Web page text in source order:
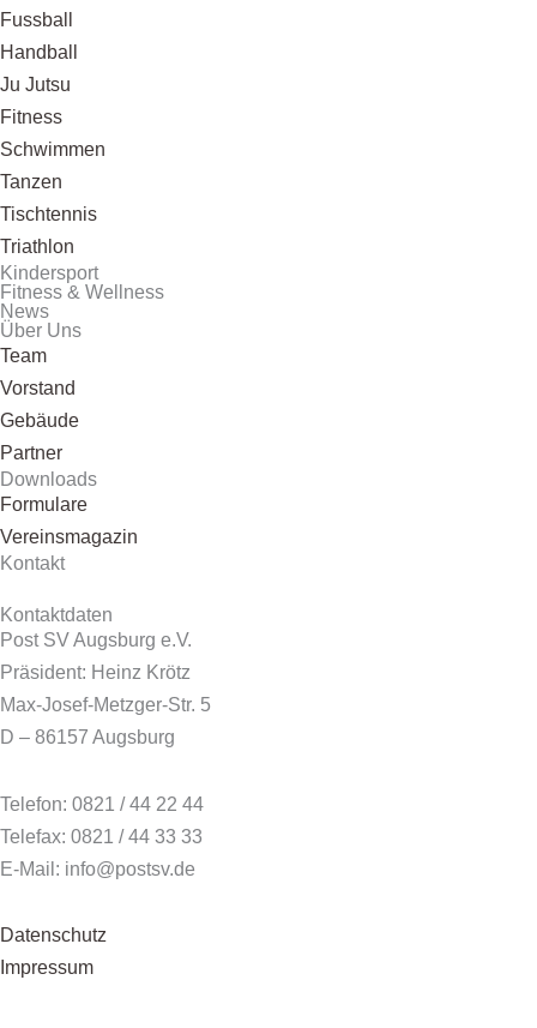
Fussball
Handball
Ju Jutsu
Fitness
Schwimmen
Tanzen
Tischtennis
Triathlon
Kindersport
Fitness & Wellness
News
Über Uns
Team
Vorstand
Gebäude
Partner
Downloads
Formulare
Vereinsmagazin
Kontakt
Kontaktdaten
Post SV Augsburg e.V.
Präsident: Heinz Krötz
Max-Josef-Metzger-Str. 5
D – 86157 Augsburg
Telefon: 0821 / 44 22 44
Telefax: 0821 / 44 33 33
E-Mail: info@postsv.de
Datenschutz
Impressum